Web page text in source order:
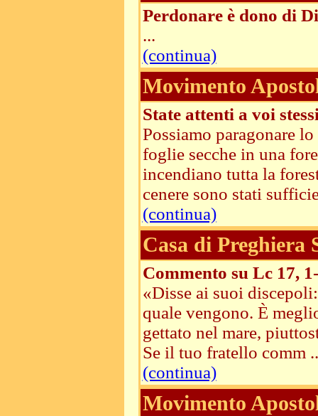
Perdonare è dono di
...
(continua)
Movimento
State attenti a voi
Possiamo paragonare
foglie secche in una
incendiano tutta la
cenere sono stati
(continua)
Casa di Preghiera
Commento su Lc 17,
«Disse ai suoi
quale vengono. È
gettato nel mare,
Se il tuo fratello comm
(continua)
Movimento